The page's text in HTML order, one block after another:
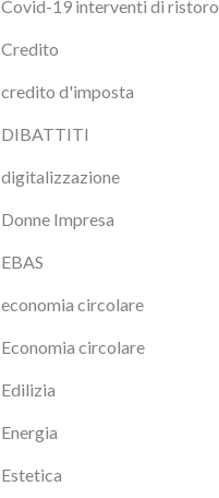
Covid-19 interventi di ristoro
Credito
credito d'imposta
DIBATTITI
digitalizzazione
Donne Impresa
EBAS
economia circolare
Economia circolare
Edilizia
Energia
Estetica